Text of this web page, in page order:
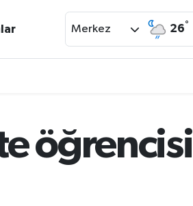
Merkez 26°
öğrencisi